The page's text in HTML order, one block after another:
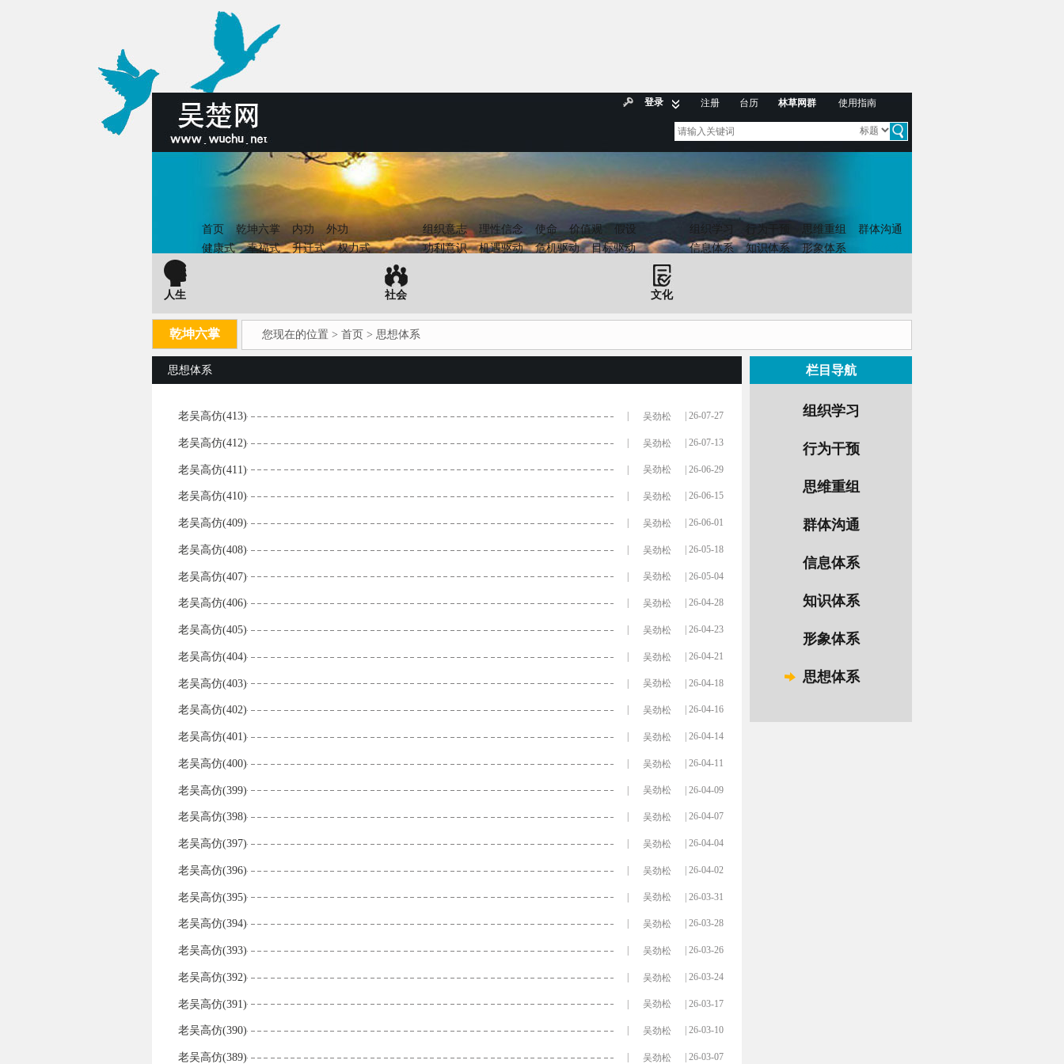
登录 注册 台历 林草网群 使用指南
人生
首页 乾坤六掌 内功
外功
健康式
幸福式 升迁式 权力式
社会
组织意志 理性信念 使命 价值观
假设
功利意识
机遇驱动 危机驱动 目标驱动
文化
组织学习 行为干预 思维重组
群体沟通
信息体系
知识体系 形象体系
乾坤六掌 您现在的位置 > 首页 > 思想体系
思想体系
老吴高仿(413) 吴劲松 | 26-07-27
老吴高仿(412) | 吴劲松 | 26-07-13
老吴高仿(411) | 吴劲松 | 26-06-29
老吴高仿(410) 吴劲松 | 26-06-15
老吴高仿(409) 吴劲松 | 26-06-01
老吴高仿(408) | 吴劲松 | 26-05-18
老吴高仿(407) | 吴劲松 | 26-05-04
老吴高仿(406) 吴劲松 | 26-04-28
老吴高仿(405) 吴劲松 | 26-04-23
老吴高仿(404) | 吴劲松 | 26-04-21
老吴高仿(403) | 吴劲松 | 26-04-18
老吴高仿(402) 吴劲松 | 26-04-16
老吴高仿(401) 吴劲松 | 26-04-14
老吴高仿(400) | 吴劲松 | 26-04-11
老吴高仿(399) | 吴劲松 | 26-04-09
老吴高仿(398) 吴劲松 | 26-04-07
老吴高仿(397) 吴劲松 | 26-04-04
老吴高仿(396) | 吴劲松 | 26-04-02
老吴高仿(395) | 吴劲松 | 26-03-31
老吴高仿(394) 吴劲松 | 26-03-28
老吴高仿(393) 吴劲松 | 26-03-26
老吴高仿(392) | 吴劲松 | 26-03-24
老吴高仿(391) | 吴劲松 | 26-03-17
老吴高仿(390) 吴劲松 | 26-03-10
老吴高仿(389) 吴劲松 | 26-03-07
栏目导航
组织学习
行为干预
思维重组
群体沟通
信息体系
知识体系
形象体系
思想体系